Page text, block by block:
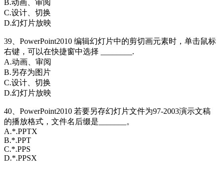
B.动画、审阅
C.设计、切换
D.幻灯片放映
39、PowerPoint2010 编辑幻灯片中的剪切画元素时，单击鼠标
右键，可以在快捷窗中选择 ________.
A.动画、审阅
B.另存为图片
C.设计、切换
D.幻灯片放映
40、PowerPoint2010 若要另存幻灯片文件为97-2003演示文稿
的播放格式，文件名后缀是_______。
A.*.PPTX
B.*.PPT
C.*.PPS
D.*.PPSX